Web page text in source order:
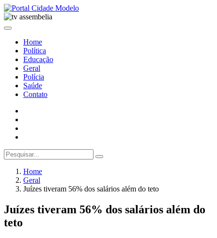
Home
Política
Educação
Geral
Polícia
Saúde
Contato
Home
Geral
Juízes tiveram 56% dos salários além do teto
Juízes tiveram 56% dos salários além do
teto